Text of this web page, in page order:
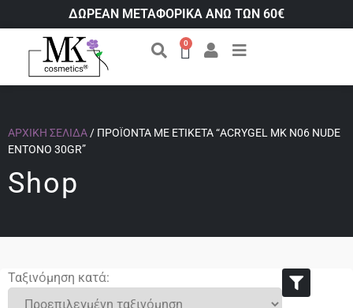
ΔΩΡΕΑΝ ΜΕΤΑΦΟΡΙΚΑ ΑΝΩ ΤΩΝ 60€
0
ΑΡΧΙΚΉ ΣΕΛΊΔΑ / ΠΡΟΪΌΝΤΑ ΜΕ ΕΤΙΚΈΤΑ “ACRYGEL MK N06 NUDE
ΈΝΤΟΝΟ 30GR”
Shop
Ταξινόμηση κατά: